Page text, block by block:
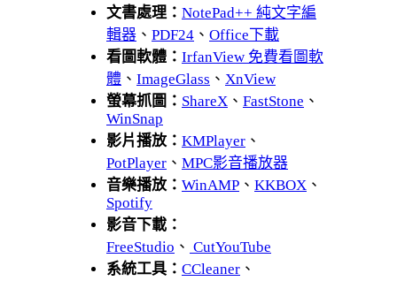
文書處理： NotePad++ 純文字編
輯器 、 PDF24 、 Office下載
看圖軟體： IrfanView 免費看圖軟
體 、 ImageGlass 、 XnView
螢幕抓圖： ShareX 、 FastStone 、
WinSnap
影片播放： KMPlayer 、
PotPlayer 、 MPC影音播放器
音樂播放： WinAMP 、 KKBOX 、
Spotify
影音下載：
FreeStudio 、 CutYouTube
系統工具： CCleaner 、